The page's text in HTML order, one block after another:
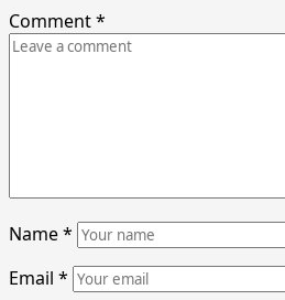
Comment*
Name*
Email *